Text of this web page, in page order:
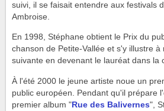
suivi, il se faisait entendre aux festivals
Ambroise.
En 1998, Stéphane obtient le Prix du
chanson de Petite-Vallée et s'y illustre à
suivante en devenant le lauréat dans la
À l'été 2000 le jeune artiste noue un
public européen. Pendant qu'il prépare
premier album " Rue des Balivernes",